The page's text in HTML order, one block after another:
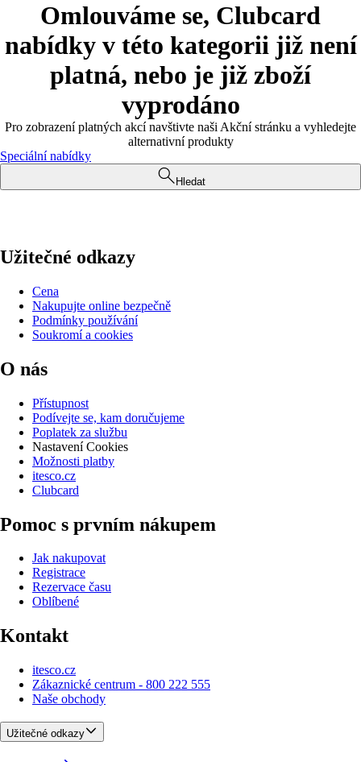
Omlouváme se, Clubcard
nabídky v této kategorii již není
platná, nebo je již zboží
vyprodáno
Pro zobrazení platných akcí navštivte naši Akční stránku a vyhledejte
alternativní produkty
Speciální nabídky
Hledat
Užitečné odkazy
Cena
Nakupujte online bezpečně
Podmínky používání
Soukromí a cookies
O nás
Přístupnost
Podívejte se, kam doručujeme
Poplatek za službu
Nastavení Cookies
Možnosti platby
itesco.cz
Clubcard
Pomoc s prvním nákupem
Jak nakupovat
Registrace
Rezervace času
Oblíbené
Kontakt
itesco.cz
Zákaznické centrum - 800 222 555
Naše obchody
Užitečné odkazy